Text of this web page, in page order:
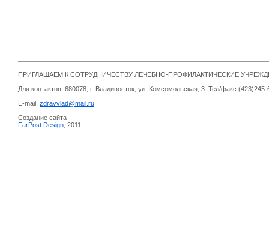
ПРИГЛАШАЕМ К СОТРУДНИЧЕСТВУ ЛЕЧЕБНО-ПРОФИЛАКТИЧЕСКИЕ
Для контактов: 680078, г. Владивосток, ул. Комсомольская, 3. Тел/факс
E-mail: zdravvlad@mail.ru
Создание сайта —
FarPost Design , 2011